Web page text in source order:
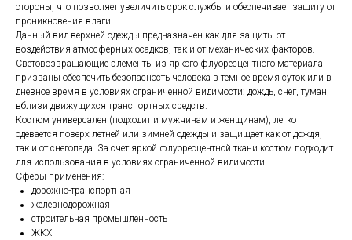
стороны, что позволяет увеличить срок службы и обеспечивает защиту от
проникновения влаги.
Данный вид верхней одежды предназначен как для защиты от
воздействия атмосферных осадков, так и от механических факторов.
Световозвращающие элементы из яркого флуоресцентного материала
призваны обеспечить безопасность человека в темное время суток или в
дневное время в условиях ограниченной видимости: дождь, снег, туман,
вблизи движущихся транспортных средств.
Костюм универсален (подходит и мужчинам и женщинам), легко
одевается поверх летней или зимней одежды и защищает как от дождя,
так и от снегопада. За счет яркой флуоресцентной ткани костюм подходит
для использования в условиях ограниченной видимости.
Сферы применения:
дорожно-транспортная
железнодорожная
строительная промышленность
ЖКХ